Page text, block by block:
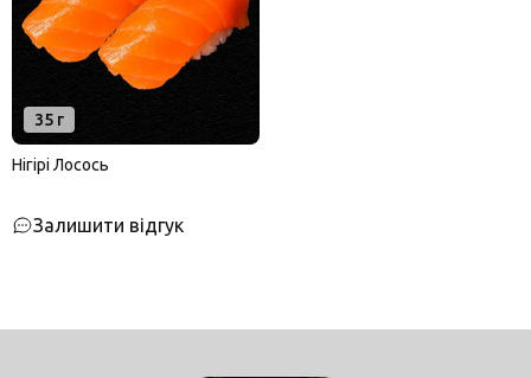
35 г
Нігірі Лосось
Залишити відгук